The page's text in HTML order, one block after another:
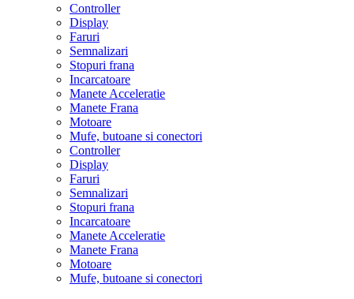
Controller
Display
Faruri
Semnalizari
Stopuri frana
Incarcatoare
Manete Acceleratie
Manete Frana
Motoare
Mufe, butoane si conectori
Controller
Display
Faruri
Semnalizari
Stopuri frana
Incarcatoare
Manete Acceleratie
Manete Frana
Motoare
Mufe, butoane si conectori